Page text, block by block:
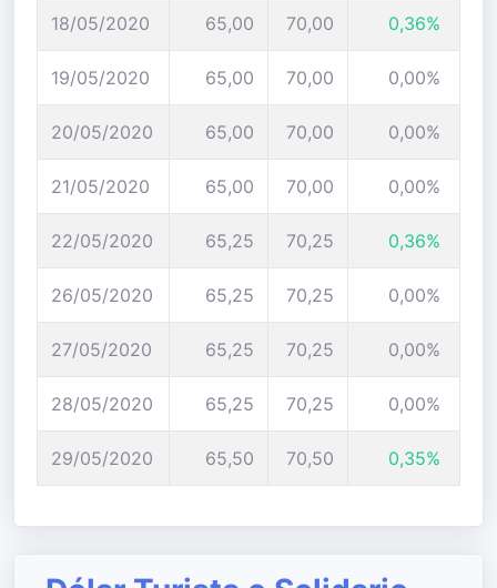
18/05/2020 65,00 70,00 0,36%
19/05/2020 65,00 70,00 0,00%
20/05/2020 65,00 70,00 0,00%
21/05/2020 65,00 70,00 0,00%
22/05/2020 65,25 70,25 0,36%
26/05/2020 65,25 70,25 0,00%
27/05/2020 65,25 70,25 0,00%
28/05/2020 65,25 70,25 0,00%
29/05/2020 65,50 70,50 0,35%